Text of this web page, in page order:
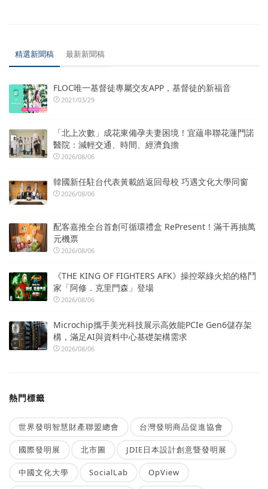
精選新聞稿 最新新聞稿
FLOC唯一基督徒專屬交友APP，基督徒的新福音
2021/03/29
「北上次數」成花東備孕夫妻困境！宜蘊串聯花蓮門諾
醫院：減輕交通、時間、經濟負擔
2026/08/06
韓國新任駐台代表黃載皓返回母校 巧遇文化大學同窗
2026/08/06
配客嘉推全台首創可循環禮盒 RePresent！滿千再抽萬
元機票
2026/08/06
《THE KING OF FIGHTERS AFK》操控翠綠火焰的格鬥
家「阿修．克里門森」登場
2026/08/06
Microchip攜手美光科技展示高效能PCIe Gen6儲存架
構，滿足AI與資料中心基礎架構需求
2026/08/06
熱門標籤
世界發明智慧財產聯盟總會 台灣發明商品促進協會
國際發明展 北市圖 JDIE日本設計創意暨發明展
中國文化大學 SocialLab OpView